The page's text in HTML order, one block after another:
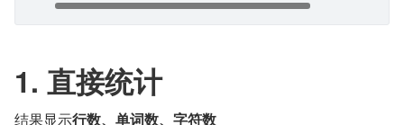
1. 直接统计
结果显示行数、单词数、字符数